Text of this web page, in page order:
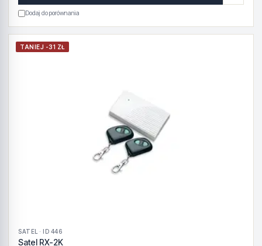
Dodaj do porównania
TANIEJ -31 ZŁ
SATEL · ID 446
Satel RX-2K